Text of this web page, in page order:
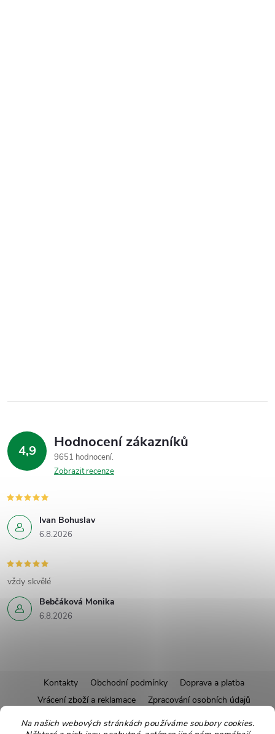
Na našich webových stránkách používáme soubory cookies.
4,9 Hodnocení zákazníků
9651 hodnocení
Zobrazit recenze
Ivan Bohuslav
6.8.2026
Bebčáková Monika
6.8.2026
vždy skvělé
á
Kontakty Obchodní podmínky
Doprava a platba
Vrácení zboží a reklamace
Zpracování osobních údajů
Pravidla soutěží
Affiliate program
Recepty